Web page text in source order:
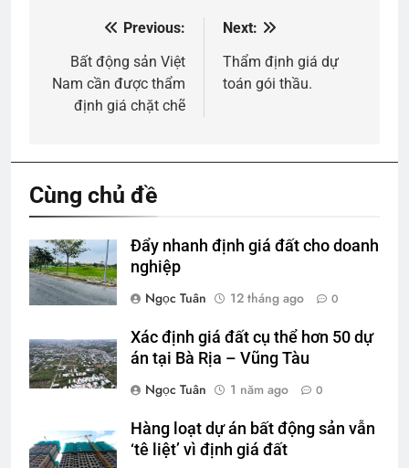
hướng
bài
Previous:
Bất động sản Việt
Nam cần được thẩm
định giá chặt chẽ
Next:
Thẩm định giá dự
toán gói thầu.
Cùng chủ đề
Đẩy nhanh định giá đất cho doanh
nghiệp
Ngọc Tuân
12 tháng ago 0
Xác định giá đất cụ thể hơn 50 dự
án tại Bà Rịa – Vũng Tàu
Ngọc Tuân
1 năm ago 0
Hàng loạt dự án bất động sản vẫn
‘tê liệt’ vì định giá đất